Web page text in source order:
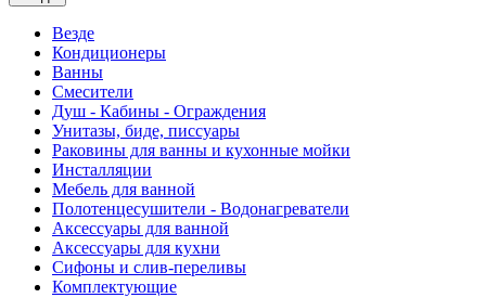
Везде
Кондиционеры
Ванны
Смесители
Душ - Кабины - Ограждения
Унитазы, биде, писсуары
Раковины для ванны и кухонные мойки
Инсталляции
Мебель для ванной
Полотенцесушители - Водонагреватели
Аксессуары для ванной
Аксессуары для кухни
Сифоны и слив-переливы
Комплектующие